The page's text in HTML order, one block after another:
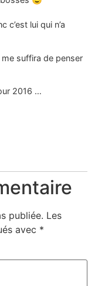
lui qui n’a
suffira de penser
2016 …
publiée. Les
avec *